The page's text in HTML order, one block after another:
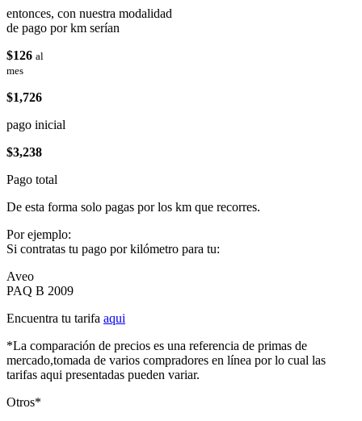
entonces, con nuestra modalidad
de pago por km serían
$126 al
mes
$1,726
pago inicial
$3,238
Pago total
De esta forma solo pagas por los km que recorres.
Por ejemplo:
Si contratas tu pago por kilómetro para tu:
Aveo
PAQ B 2009
Encuentra tu tarifa aqui
*La comparación de precios es una referencia de primas de
mercado,tomada de varios compradores en línea por lo cual las
tarifas aqui presentadas pueden variar.
Otros*